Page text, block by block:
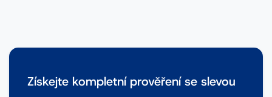
Získejte kompletní prověření se slevou